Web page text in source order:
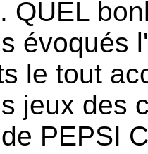
QUEL
évoqués
le tout
jeux des
PEPSI